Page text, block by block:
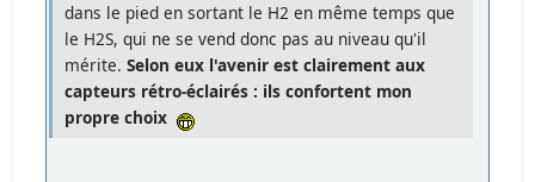
dans le pied en sortant le H2 en même temps que
le H2S, qui ne se vend donc pas au niveau qu'il
mérite.Selon eux l'avenir est clairement aux
capteurs rétro-éclairés : ils confortent mon
propre choix